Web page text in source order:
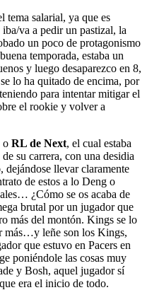
tema salarial, ya que es
va a pedir un pastizal, la
un poco de protagonismo
temporada, estaba un
y luego desaparezco en 8,
lo ha quitado de encima, por
para intentar mitigar el
el rookie y volver a
o RL de Next, el cual estaba
su carrera, con una desidia
dejándose llevar claramente
de estos a lo Deng o
¿Cómo se os acaba de
brutal por un jugador que
más del montón. Kings se lo
más…y leñe son los Kings,
que estuvo en Pacers en
poniéndole las cosas muy
y Bosh, aquel jugador sí
era el inicio de todo.